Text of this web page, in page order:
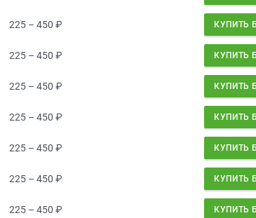
225 – 450 ₽ КУПИТЬ
225 – 450 ₽ КУПИТЬ
225 – 450 ₽ КУПИТЬ
225 – 450 ₽ КУПИТЬ
225 – 450 ₽ КУПИТЬ
225 – 450 ₽ КУПИТЬ
225 – 450 ₽ КУПИТЬ